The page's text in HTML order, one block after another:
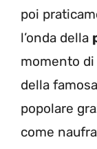
poi
l’onda della
momento di
della
popolare
come